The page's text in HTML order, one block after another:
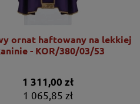
ornat haftowany na lekkiej
- KOR/380/03/53
1 311,00 zł
1 065,85 zł